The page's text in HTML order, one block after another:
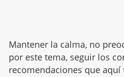
Mantener la calma, no
por este tema, seguir los
recomendaciones que aquí